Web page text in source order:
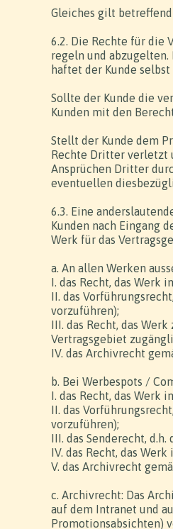
Gleiches gilt
6.2. Die Rechte für die
regeln und
haftet der Kunde
Sollte der Kunde die
Kunden mit den
Stellt der Kunde dem
Rechte Dritter verletzt
Ansprüchen Dritter
eventuellen
6.3. Eine
Kunden nach Eingang
Werk für das
a. An allen Werken
I. das Recht, das Werk
II. das
vorzuführen);
III. das Recht, das
Vertragsgebiet
IV. das Archivrecht
b. Bei Werbespots /
I. das Recht, das Werk
II. das
vorzuführen);
III. das Senderecht,
IV. das Recht, das
V. das Archivrecht
c. Archivrecht: Das
auf dem Intranet und
Promotionsabsichten)